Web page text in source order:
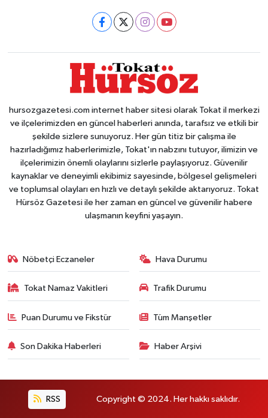
hursozgazetesi.com internet haber sitesi olarak Tokat il merkezi
ve ilçelerimizden en güncel haberleri anında, tarafsız ve etkili bir
şekilde sizlere sunuyoruz. Her gün titiz bir çalışma ile
hazırladığımız haberlerimizle, Tokat'ın nabzını tutuyor, ilimizin ve
ilçelerimizin önemli olaylarını sizlerle paylaşıyoruz. Güvenilir
kaynaklar ve deneyimli ekibimiz sayesinde, bölgesel gelişmeleri
ve toplumsal olayları en hızlı ve detaylı şekilde aktarıyoruz. Tokat
Hürsöz Gazetesi ile her zaman en güncel ve güvenilir habere
ulaşmanın keyfini yaşayın.
Nöbetçi Eczaneler Hava Durumu
Tokat Namaz Vakitleri Trafik Durumu
Puan Durumu ve Fikstür Tüm Manşetler
Son Dakika Haberleri Haber Arşivi
RSS Copyright © 2024. Her hakkı saklıdır.